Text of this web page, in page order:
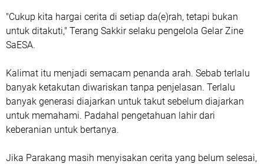
"Cukup kita hargai cerita di setiap da(e)rah, tetapi bukan
untuk ditakuti," Terang Sakkir selaku pengelola Gelar Zine
SaESA.
Kalimat itu menjadi semacam penanda arah. Sebab terlalu
banyak ketakutan diwariskan tanpa penjelasan. Terlalu
banyak generasi diajarkan untuk takut sebelum diajarkan
untuk memahami. Padahal pengetahuan lahir dari
keberanian untuk bertanya.
Jika Parakang masih menyisakan cerita yang belum selesai,